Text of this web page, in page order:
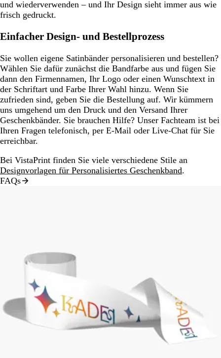
und wiederverwenden – und Ihr Design sieht immer aus wie
frisch gedruckt.
Einfacher Design- und Bestellprozess
Sie wollen eigene Satinbänder personalisieren und bestellen?
Wählen Sie dafür zunächst die Bandfarbe aus und fügen Sie
dann den Firmennamen, Ihr Logo oder einen Wunschtext in
der Schriftart und Farbe Ihrer Wahl hinzu. Wenn Sie
zufrieden sind, geben Sie die Bestellung auf. Wir kümmern
uns umgehend um den Druck und den Versand Ihrer
Geschenkbänder. Sie brauchen Hilfe? Unser Fachteam ist bei
Ihren Fragen telefonisch, per E-Mail oder Live-Chat für Sie
erreichbar.
Bei VistaPrint finden Sie viele verschiedene Stile an
Designvorlagen für Personalisiertes Geschenkband.
FAQs